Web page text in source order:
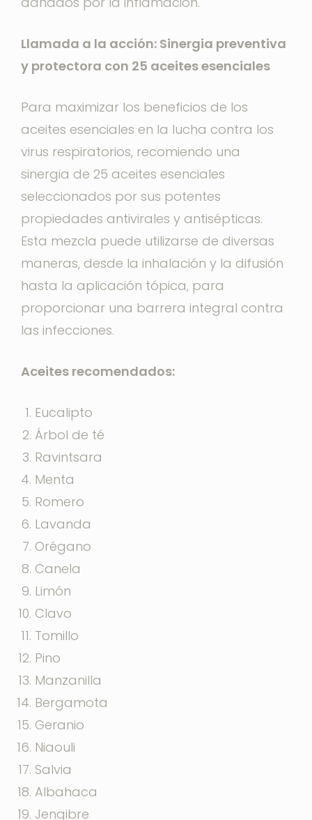
Llamada a la acción: Sinergia preventiva
y protectora con 25 aceites esenciales
Para maximizar los beneficios de los
aceites esenciales en la lucha contra los
virus respiratorios, recomiendo una
sinergia de 25 aceites esenciales
seleccionados por sus potentes
propiedades antivirales y antisépticas.
Esta mezcla puede utilizarse de diversas
maneras, desde la inhalación y la difusión
hasta la aplicación tópica, para
proporcionar una barrera integral contra
las infecciones.
Aceites recomendados:
Eucalipto
Árbol de té
Ravintsara
Menta
Romero
Lavanda
Orégano
Canela
Limón
Clavo
Tomillo
Pino
Manzanilla
Bergamota
Geranio
Niaouli
Salvia
Albahaca
Jengibre